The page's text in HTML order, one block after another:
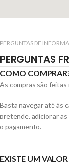
PERGUNTAS DE
PERGUNTAS
COMO
As compras são
Basta navegar até às
pretende, adicionar as
o pagamento.
EXISTE UM